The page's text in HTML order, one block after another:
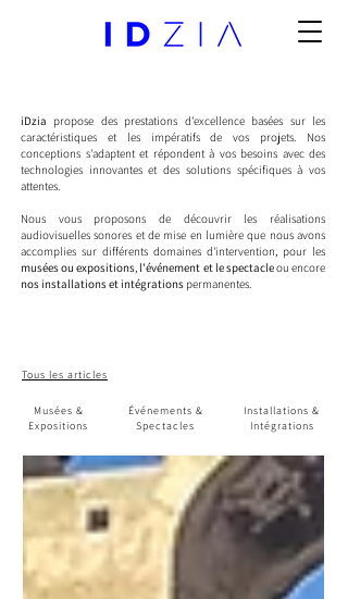
iDzia propose des prestations d'excellence basées sur les
caractéristiques et les impératifs de vos projets. Nos
conceptions s'adaptent et répondent à vos besoins avec des
technologies innovantes et des solutions spécifiques à vos
attentes.
Nous vous proposons de découvrir les réalisations
audiovisuelles sonores et de mise en lumière que nous avons
accomplies sur différents domaines d'intervention, pour les
musées ou expositions, l'événement et le spectacleou encore
nos installations et intégrations permanentes.
Tous les articles
Musées &
Expositions
Événements &
Spectacles
Installations &
Intégrations